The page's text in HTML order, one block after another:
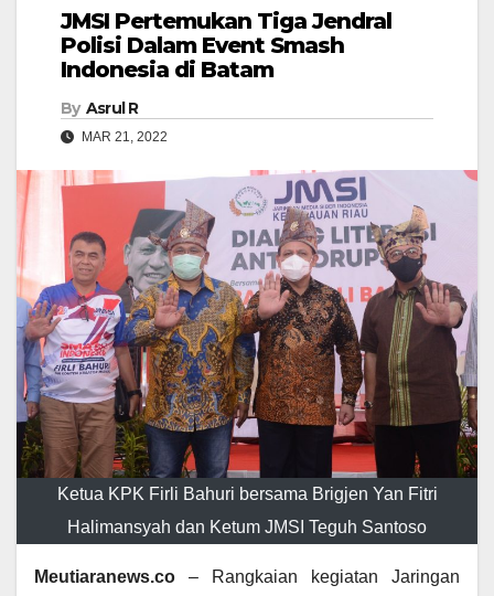
JMSI Pertemukan Tiga Jendral
Polisi Dalam Event Smash
Indonesia di Batam
By Asrul R
MAR 21, 2022
Ketua KPK Firli Bahuri bersama Brigjen Yan Fitri
Halimansyah dan Ketum JMSI Teguh Santoso
Meutiaranews.co – Rangkaian kegiatan Jaringan